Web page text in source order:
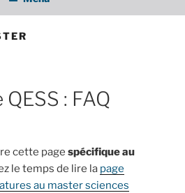
: FAQ
cette page spécifique au
le temps de lire la page
au master sciences